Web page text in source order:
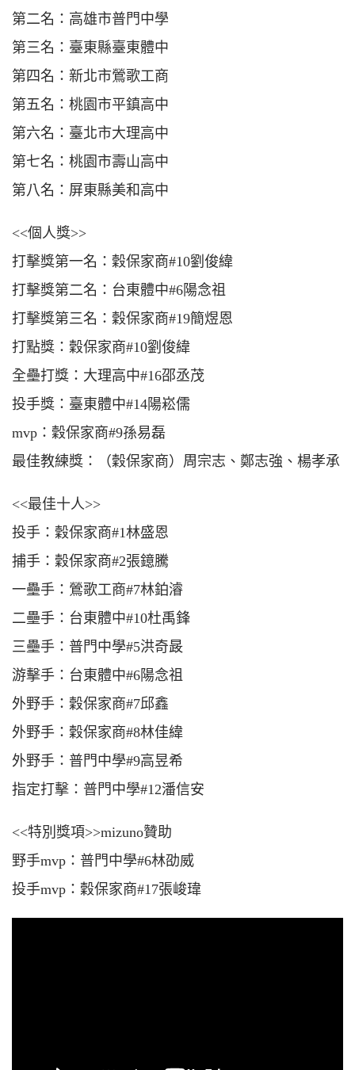
第二名：高雄市普門中學
第三名：臺東縣臺東體中
第四名：新北市鶯歌工商
第五名：桃園市平鎮高中
第六名：臺北市大理高中
第七名：桃園市壽山高中
第八名：屏東縣美和高中
<<個人獎>>
打擊獎第一名：穀保家商#10劉俊緯
打擊獎第二名：台東體中#6陽念祖
打擊獎第三名：穀保家商#19簡煜恩
打點獎：穀保家商#10劉俊緯
全壘打獎：大理高中#16邵丞茂
投手獎：臺東體中#14陽崧儒
mvp：穀保家商#9孫易磊
最佳教練獎：（穀保家商）周宗志、鄭志強、楊孝承
<<最佳十人>>
投手：穀保家商#1林盛恩
捕手：穀保家商#2張鐿騰
一壘手：鶯歌工商#7林鉑濬
二壘手：台東體中#10杜禹鋒
三壘手：普門中學#5洪奇晸
游擊手：台東體中#6陽念祖
外野手：穀保家商#7邱鑫
外野手：穀保家商#8林佳緯
外野手：普門中學#9高昱希
指定打擊：普門中學#12潘信安
<<特別獎項>>mizuno贊助
野手mvp：普門中學#6林劭威
投手mvp：穀保家商#17張峻瑋